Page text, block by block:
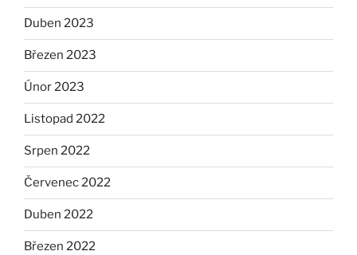
Duben 2023
Březen 2023
Únor 2023
Listopad 2022
Srpen 2022
Červenec 2022
Duben 2022
Březen 2022